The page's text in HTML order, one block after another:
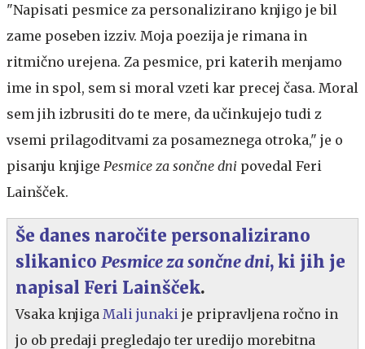
"Napisati pesmice za personalizirano knjigo je bil
zame poseben izziv. Moja poezija je rimana in
ritmično urejena. Za pesmice, pri katerih menjamo
ime in spol, sem si moral vzeti kar precej časa. Moral
sem jih izbrusiti do te mere, da učinkujejo tudi z
vsemi prilagoditvami za posameznega otroka," je o
pisanju knjige Pesmice za sončne dni povedal Feri
Lainšček.
Še danes naročite personalizirano
slikanico Pesmice za sončne dni, ki jih je
napisal Feri Lainšček.
Vsaka knjiga Mali junaki je pripravljena ročno in
jo ob predaji pregledajo ter uredijo morebitna